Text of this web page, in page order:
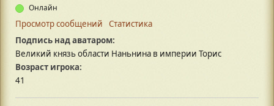
Онлайн
Просмотр сообщений
Статистика
Подпись над аватаром:
Великий князь области Наньнина в империи Торис
Возраст игрока:
41